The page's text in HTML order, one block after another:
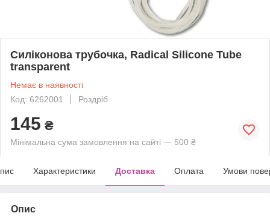
Силіконова трубочка, Radical Silicone Tube
transparent
Немає в наявності
Код: 6262001
Роздріб
145 ₴
Мінімальна сума замовлення на сайті — 500 ₴
Характеристики Доставка Оплата Умови
Опис